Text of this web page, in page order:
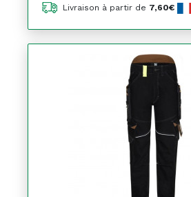
Livraison à partir de 7,60€